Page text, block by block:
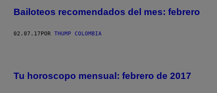
Bailoteos recomendados del mes: febrero
02.07.17 POR THUMP COLOMBIA
Tu horoscopo mensual: febrero de 2017